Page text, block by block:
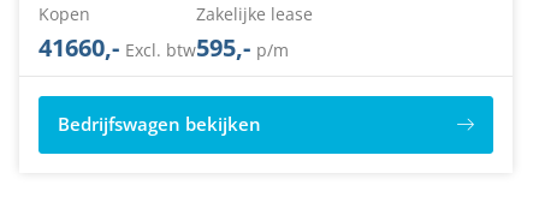
Kopen
41660,- Excl. btw
Zakelijke lease
595,- p/m
Bedrijfswagen bekijken